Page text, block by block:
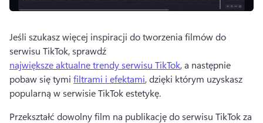
Jeśli szukasz więcej inspiracji do tworzenia filmów do
serwisu TikTok, sprawdź
największe aktualne trendy serwisu TikTok, a następnie
pobaw się tymi filtrami i efektami, dzięki którym uzyskasz
popularną w serwisie TikTok estetykę.
Przekształć dowolny film na publikację do serwisu TikTok za